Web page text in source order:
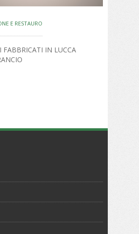
E RESTAURO
FABBRICATI IN LUCCA